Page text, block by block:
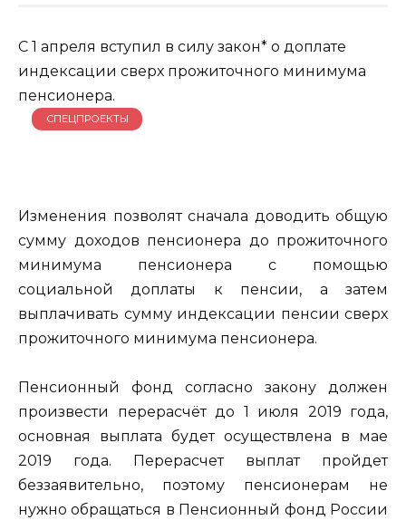
С 1 апреля вступил в силу закон* о доплате
индексации сверх прожиточного минимума
пенсионера.
СПЕЦПРОЕКТЫ
Изменения позволят сначала доводить общую
сумму доходов пенсионера до прожиточного
минимума пенсионера с помощью
социальной доплаты к пенсии, а затем
выплачивать сумму индексации пенсии сверх
прожиточного минимума пенсионера.
Пенсионный фонд согласно закону должен
произвести перерасчёт до 1 июля 2019 года,
основная выплата будет осуществлена в мае
2019 года. Перерасчет выплат пройдет
беззаявительно, поэтому пенсионерам не
нужно обращаться в Пенсионный фонд России